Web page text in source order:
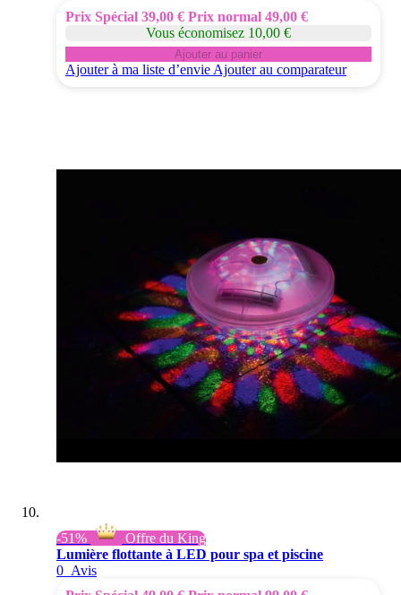
Prix Spécial 39,00 € Prix normal 49,00 €
Vous économisez 10,00 €
Ajouter au panier
Ajouter à ma liste d’envie Ajouter au comparateur
-51%
Offre du King
Lumière flottante à LED pour spa et piscine
0 Avis